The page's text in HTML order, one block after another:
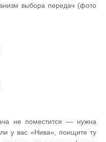
выбора передач (фото
не поместится — нужна
у вас «Нива», поищите ту